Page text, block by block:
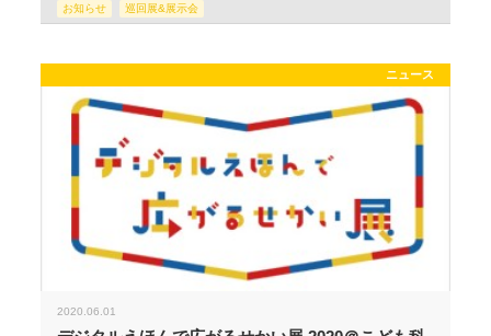
お知らせ 巡回展&展示会
ニュース
2020.06.01